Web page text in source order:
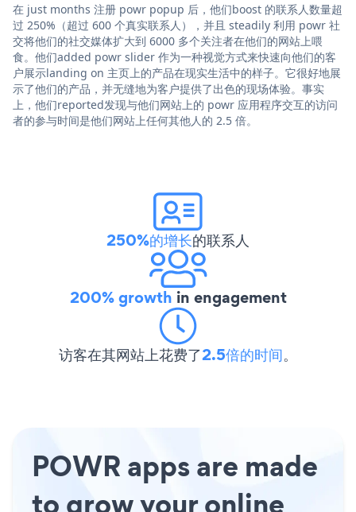
在 just months 注册 powr popup 后，他们boost 的联系人数量超
过 250%（超过 600 个真实联系人），并且 steadily 利用 powr 社
交将他们的社交媒体扩大到 6000 多个关注者在他们的网站上喂
食。他们added powr slider 作为一种视觉方式来快速向他们的客
户展示landing on 主页上的产品在现实生活中的样子。它很好地展
示了他们的产品，并无缝地为客户提供了出色的现场体验。事实
上，他们reported发现与他们网站上的 powr 应用程序交互的访问
者的参与时间是他们网站上任何其他人的 2.5 倍。
250%的增长的联系人
200% growth in engagement
访客在其网站上花费了2.5倍的时间。
POWR apps are made
to grow your online